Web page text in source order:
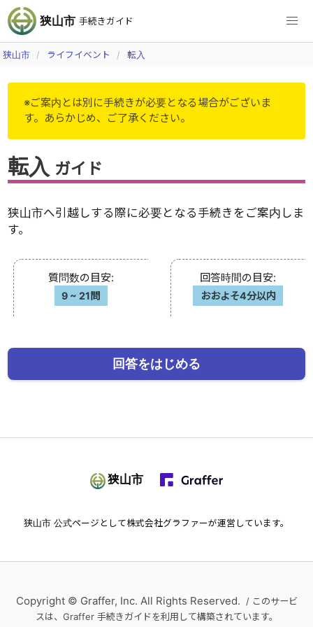
狭山市 手続きガイド
狭山市 ライフイベント 転入
※ご案内とは別に手続きが必要となる場合がございま
す。あらかじめ、ご了承ください。
転入 ガイド
狭山市へ引越しする際に必要となる手続きをご案内しま
す。
質問数の目安:
9 ~21問
回答時間の目安:
おおよそ4分以内
回答をはじめる
狭山市
狭山市 公式ページとして株式会社グラファーが運営しています。
Copyright © Graffer, Inc. All Rights Reserved. / このサービ
スは、Graffer 手続きガイドを利用して構築されています。